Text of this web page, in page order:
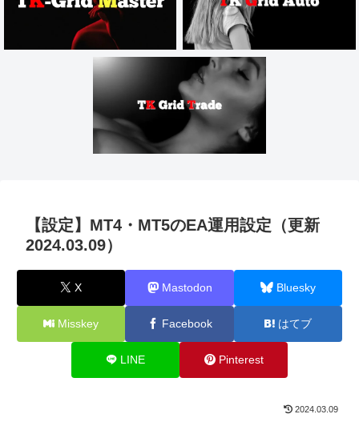
【設定】MT4・MT5のEA運用設定（更新
2024.03.09）
X Mastodon Bluesky
Misskey Facebook はてブ
LINE Pinterest
2024.03.09